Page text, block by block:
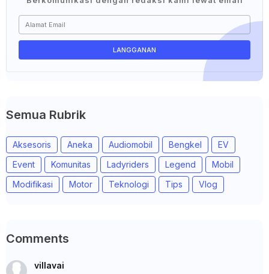
Semua Rubrik
Aksesoris Aneka Audiomobil Bengkel
EV
Event
Komunitas Ladyriders Legend
Mobil
Modifikasi
Motor Teknologi Tips Vlog
Comments
villavai